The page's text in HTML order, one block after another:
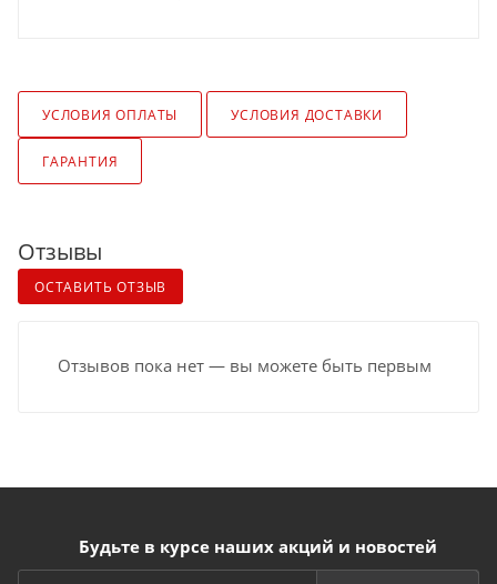
УСЛОВИЯ ОПЛАТЫ УСЛОВИЯ ДОСТАВКИ
ГАРАНТИЯ
Отзывы
ОСТАВИТЬ ОТЗЫВ
Отзывов пока нет — вы можете быть первым
Будьте в курсе наших акций и новостей